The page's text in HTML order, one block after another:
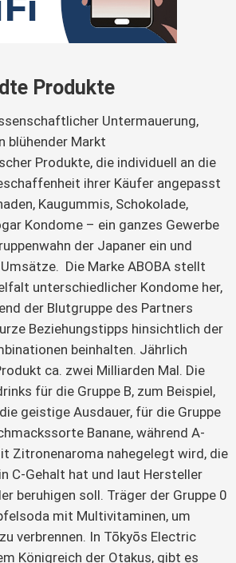
Produkte
Untermauerung,
blühender Markt
Produkte, die individuell an die
ihrer Käufer angepasst
Kaugummis, Schokolade,
Kondome – ein ganzes Gewerbe
der Japaner ein und
Die Marke ABOBA stellt
unterschiedlicher Kondome her,
der Blutgruppe des Partners
Beziehungstipps hinsichtlich der
beinhalten. Jährlich
ca. zwei Milliarden Mal. Die
für die Gruppe B, zum Beispiel,
geistige Ausdauer, für die Gruppe
Banane, während A-
Zitronenaroma nahegelegt wird, die
C-Gehalt hat und laut Hersteller
beruhigen soll. Träger der Gruppe 0
mit Multivitaminen, um
verbrennen. In Tōkyōs Electric
Königreich der Otakus, gibt es